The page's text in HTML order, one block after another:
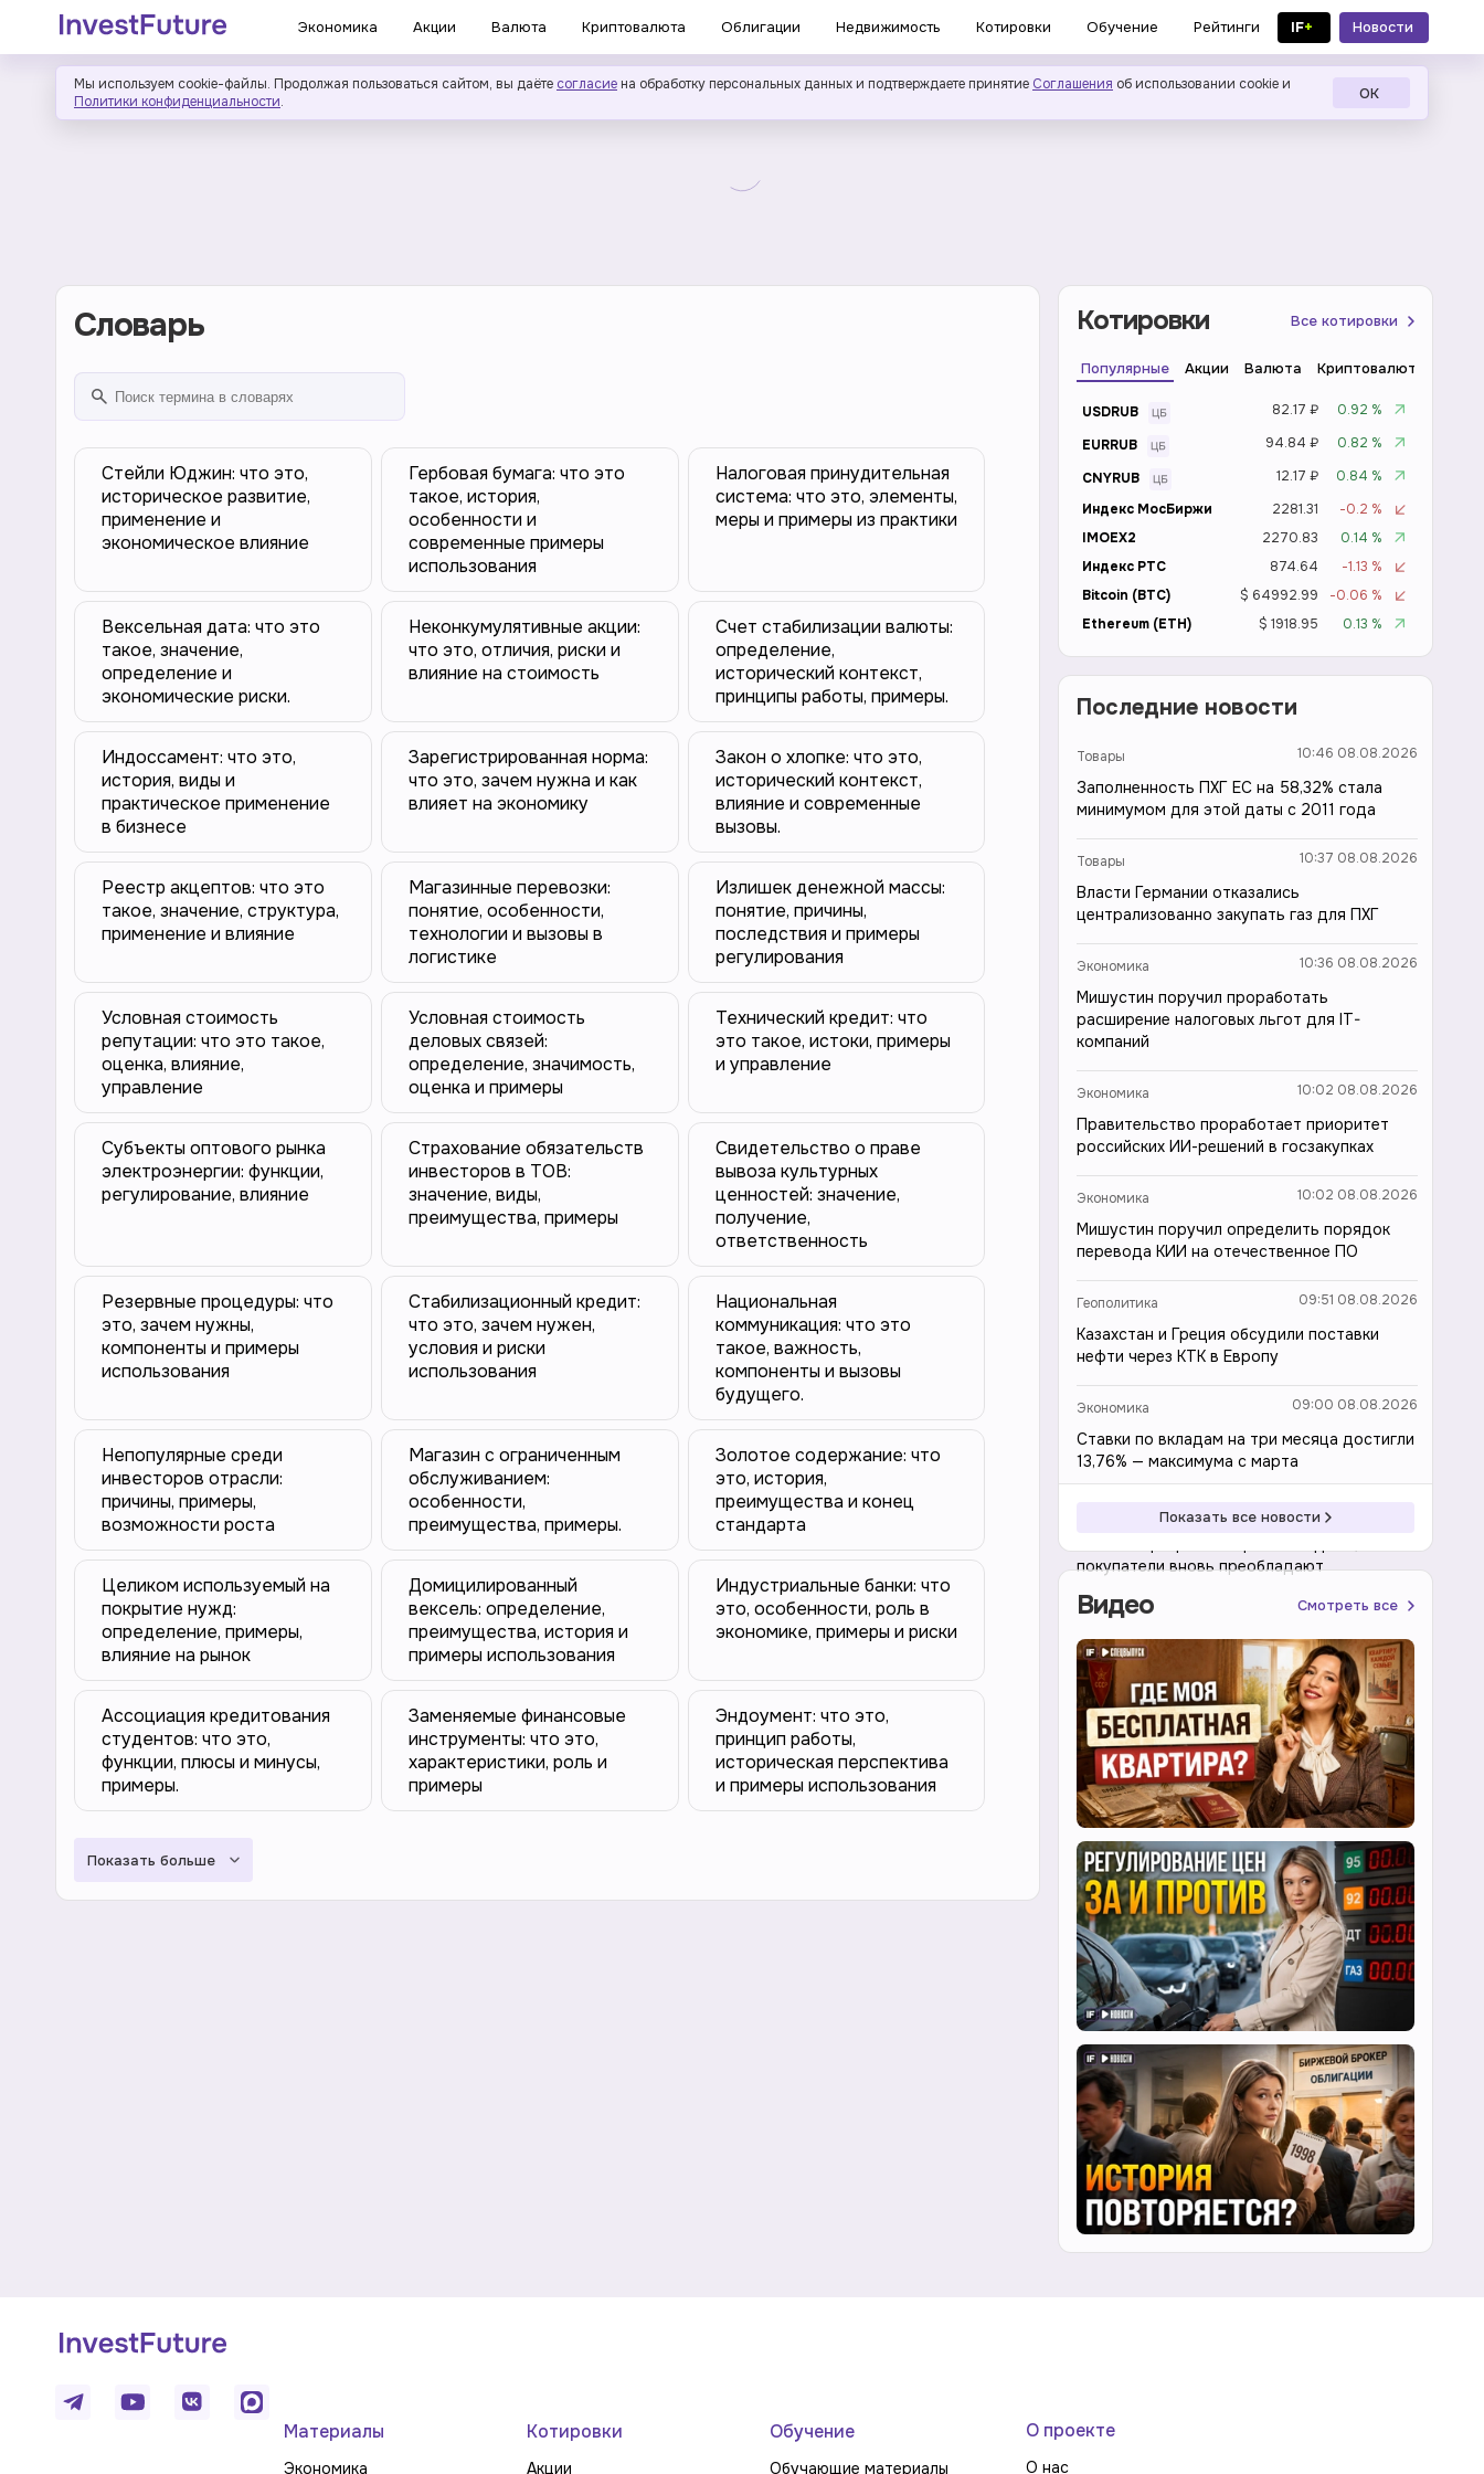
Экономика Акции Валюта Криптовалюта Облигации Недвижимость Котировки Обучение Рейтинги IF+
Новости
в MAX
Мы используем cookie-файлы. Продолжая пользоваться сайтом, вы даёте согласие на обработку персональных данных и подтверждаете принятие Соглашения об использовании cookie и
Политики конфиденциальности. ОК
Словарь
Стейли Юджин: что это,
историческое развитие,
применение и
экономическое влияние
Гербовая бумага: что это
такое, история,
особенности и
современные примеры
использования
Налоговая принудительная
система: что это, элементы,
меры и примеры из практики
Вексельная дата: что это
такое, значение,
определение и
экономические риски.
Неконкумулятивные акции:
что это, отличия, риски и
влияние на стоимость
Счет стабилизации валюты:
определение,
исторический контекст,
принципы работы, примеры.
Индоссамент: что это,
история, виды и
практическое применение
в бизнесе
Зарегистрированная норма:
что это, зачем нужна и как
влияет на экономику
Закон о хлопке: что это,
исторический контекст,
влияние и современные
вызовы.
Реестр акцептов: что это
такое, значение, структура,
применение и влияние
Магазинные перевозки:
понятие, особенности,
технологии и вызовы в
логистике
Излишек денежной массы:
понятие, причины,
последствия и примеры
регулирования
Условная стоимость
репутации: что это такое,
оценка, влияние,
управление
Условная стоимость
деловых связей:
определение, значимость,
оценка и примеры
Технический кредит: что
это такое, истоки, примеры
и управление
Субъекты оптового рынка
электроэнергии: функции,
регулирование, влияние
Страхование обязательств
инвесторов в ТОВ:
значение, виды,
преимущества, примеры
Свидетельство о праве
вывоза культурных
ценностей: значение,
получение,
ответственность
Резервные процедуры: что
это, зачем нужны,
компоненты и примеры
использования
Стабилизационный кредит:
что это, зачем нужен,
условия и риски
использования
Национальная
коммуникация: что это
такое, важность,
компоненты и вызовы
будущего.
Непопулярные среди
инвесторов отрасли:
причины, примеры,
возможности роста
Магазин с ограниченным
обслуживанием:
особенности,
преимущества, примеры.
Золотое содержание: что
это, история,
преимущества и конец
стандарта
Целиком используемый на
покрытие нужд:
определение, примеры,
влияние на рынок
Домицилированный
вексель: определение,
преимущества, история и
примеры использования
Индустриальные банки: что
это, особенности, роль в
экономике, примеры и риски
Ассоциация кредитования
студентов: что это,
функции, плюсы и минусы,
примеры.
Заменяемые финансовые
инструменты: что это,
характеристики, роль и
примеры
Эндоумент: что это,
принцип работы,
историческая перспектива
и примеры использования
Показать больше
Котировки Все котировки
Популярные Акции Валюта Криптовалюта
USDRUB 82.17 ₽
0.92 %
EURRUB
94.84 ₽
0.82 %
CNYRUB
12.17 ₽
0.84 %
Индекс МосБиржи
2281.31
-0.2 %
IMOEX2
2270.83
0.14 %
Индекс РТС
874.64
-1.13 %
Bitcoin (BTC)
$ 64992.99
-0.06 %
Ethereum (ETH)
$ 1918.95 0.13 %
Последние новости
Товары 10:46 08.08.2026
Заполненность ПХГ ЕС на 58,32% стала
минимумом для этой даты с 2011 года
Товары 10:37 08.08.2026
Власти Германии отказались
централизованно закупать газ для ПХГ
Экономика 10:36 08.08.2026
Мишустин поручил проработать
расширение налоговых льгот для IT-
компаний
Экономика 10:02 08.08.2026
Правительство проработает приоритет
российских ИИ-решений в госзакупках
Экономика 10:02 08.08.2026
Мишустин поручил определить порядок
перевода КИИ на отечественное ПО
Геополитика 09:51 08.08.2026
Казахстан и Греция обсудили поставки
нефти через КТК в Европу
Экономика 09:00 08.08.2026
Ставки по вкладам на три месяца достигли
13,76% — максимума с марта
08:41 08.08.2026
покупатели вновь преобладают
Показать все новости
Видео Смотреть все
Материалы
Экономика
Котировки
Акции
Обучение
Обучающие материалы
О проекте
О нас